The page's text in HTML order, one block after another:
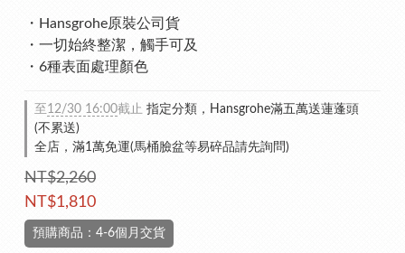
・Hansgrohe原裝公司貨
・一切始終整潔，觸手可及
・6種表面處理顏色
至 12/30 16:00截止 指定分類，Hansgrohe滿五萬送蓮蓬頭
(不累送)
全店，滿1萬免運(馬桶臉盆等易碎品請先詢問)
NT$2,260
NT$1,810
預購商品：4-6個月交貨